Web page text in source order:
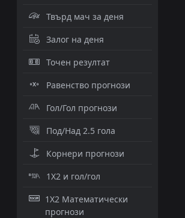
Твърд мач за деня
Залог на деня
Точен резултат
Равенство прогнози
Гол/Гол прогнози
Под/Над 2.5 гола
Корнери прогнози
1X2 и гол/гол
1X2 Математически
прогнози